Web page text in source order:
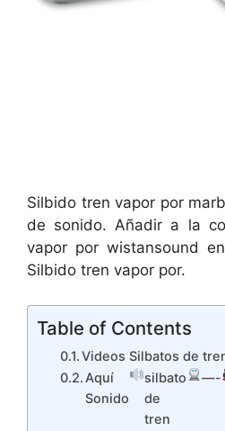
Silbido tren vapor por
de sonido. Añadir a la
vapor por wistansound
Silbido tren vapor por.
Table of Contents
Videos Silbatos de
Aquí
Sonido
silbato
de
tren
—-